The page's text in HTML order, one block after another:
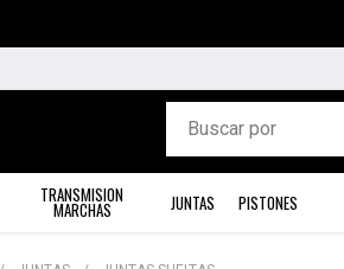
TRANSMISION
MARCHAS JUNTAS PISTONES